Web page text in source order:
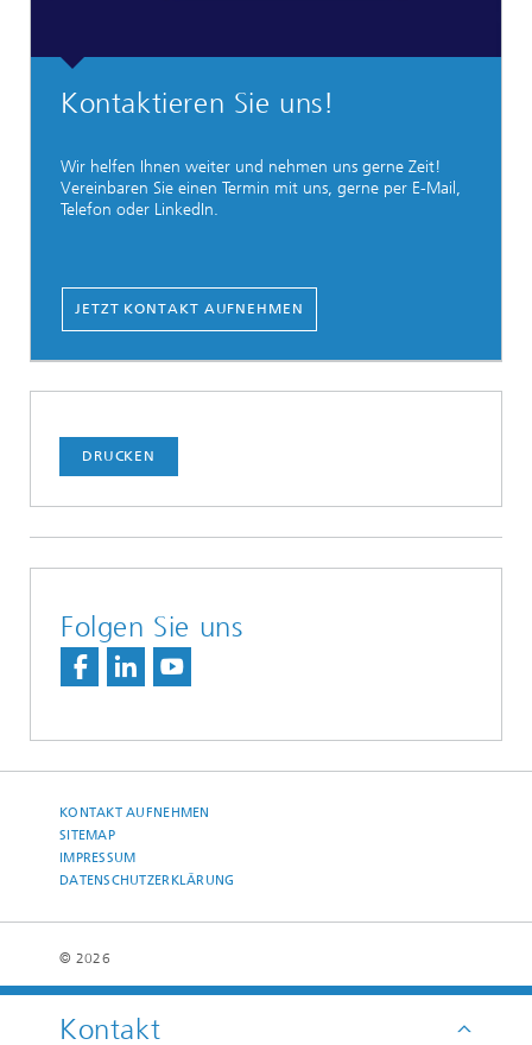
Kontaktieren Sie uns!
Wir helfen Ihnen weiter und nehmen uns gerne Zeit!
Vereinbaren Sie einen Termin mit uns, gerne per E-Mail,
Telefon oder LinkedIn.
JETZT KONTAKT AUFNEHMEN
Kontakt
DRUCKEN
Folgen Sie uns
KONTAKT AUFNEHMEN
SITEMAP
IMPRESSUM
DATENSCHUTZERKLÄRUNG
© 2026